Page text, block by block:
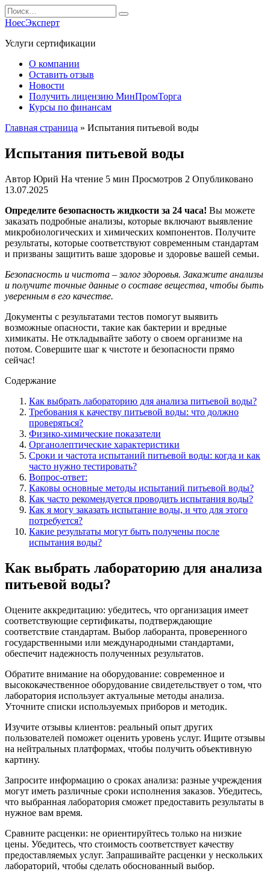
Перейти
к
содержанию
Search
for:
НоесЭксперт
Услуги сертификации
О компании
Оставить отзыв
Новости
Получить лицензию МинПромТорга
Курсы по финансам
Главная страница » Испытания питьевой воды
Испытания питьевой воды
Автор Юрий На чтение 5 мин Просмотров 2 Опубликовано
13.07.2025
Определите безопасность жидкости за 24 часа! Вы можете
заказать подробные анализы, которые включают выявление
микробиологических и химических компонентов. Получите
результаты, которые соответствуют современным стандартам
и призваны защитить ваше здоровье и здоровье вашей семьи.
Безопасность и чистота – залог здоровья. Закажите анализы
и получите точные данные о составе вещества, чтобы быть
уверенным в его качестве.
Документы с результатами тестов помогут выявить
возможные опасности, такие как бактерии и вредные
химикаты. Не откладывайте заботу о своем организме на
потом. Совершите шаг к чистоте и безопасности прямо
сейчас!
Содержание
Как выбрать лабораторию для анализа питьевой воды?
Требования к качеству питьевой воды: что должно
проверяться?
Физико-химические показатели
Органолептические характеристики
Сроки и частота испытаний питьевой воды: когда и как
часто нужно тестировать?
Вопрос-ответ:
Каковы основные методы испытаний питьевой воды?
Как часто рекомендуется проводить испытания воды?
Как я могу заказать испытание воды, и что для этого
потребуется?
Какие результаты могут быть получены после
испытания воды?
Как выбрать лабораторию для анализа
питьевой воды?
Оцените аккредитацию: убедитесь, что организация имеет
соответствующие сертификаты, подтверждающие
соответствие стандартам. Выбор лаборанта, проверенного
государственными или международными стандартами,
обеспечит надежность полученных результатов.
Обратите внимание на оборудование: современное и
высококачественное оборудование свидетельствует о том, что
лаборатория использует актуальные методы анализа.
Уточните списки используемых приборов и методик.
Изучите отзывы клиентов: реальный опыт других
пользователей поможет оценить уровень услуг. Ищите отзывы
на нейтральных платформах, чтобы получить объективную
картину.
Запросите информацию о сроках анализа: разные учреждения
могут иметь различные сроки исполнения заказов. Убедитесь,
что выбранная лаборатория сможет предоставить результаты в
нужное вам время.
Сравните расценки: не ориентируйтесь только на низкие
цены. Убедитесь, что стоимость соответствует качеству
предоставляемых услуг. Запрашивайте расценки у нескольких
лабораторий, чтобы сделать обоснованный выбор.